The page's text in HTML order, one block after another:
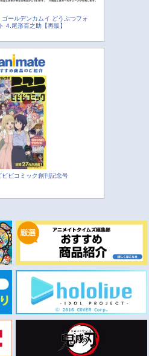
ゴールデンカムイ どうぶつフォ
4.尾形百之助【再販】
ビビコミック創刊記念号